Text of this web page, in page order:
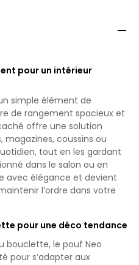

pour un intérieur
simple élément de
de rangement spacieux et
offre une solution
magazines, coussins ou
tout en les gardant
dans le salon ou en
avec élégance et devient
l’ordre dans votre
pour une déco tendance
bouclette, le pouf Neo
pour s’adapter aux